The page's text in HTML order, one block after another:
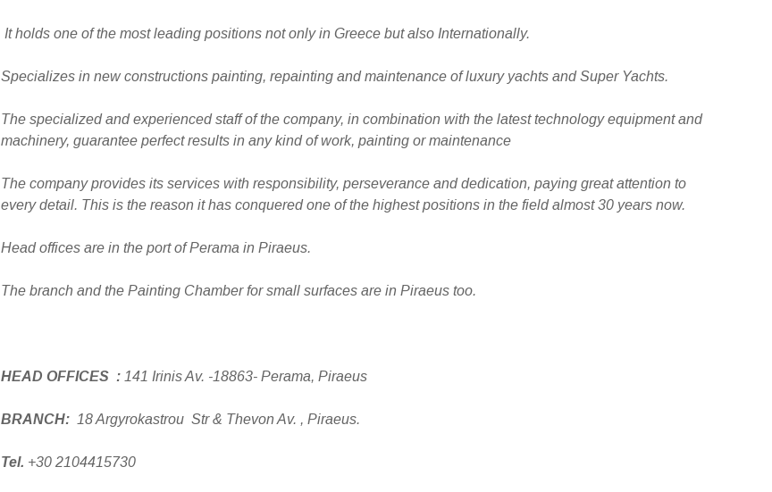
It holds one of the most leading positions not only in Greece but also Internationally.
Specializes in new constructions painting, repainting and maintenance of luxury yachts and Super Yachts.
The specialized and experienced staff of the company, in combination with the latest technology equipment and
machinery, guarantee perfect results in any kind of work, painting or maintenance
The company provides its services with responsibility, perseverance and dedication, paying great attention to
every detail. This is the reason it has conquered one of the highest positions in the field almost 30 years now.
Head offices are in the port of Perama in Piraeus.
The branch and the Painting Chamber for small surfaces are in Piraeus too.
HEAD OFFICES : 141 Irinis Av. -18863- Perama, Piraeus
BRANCH: 18 Argyrokastrou Str & Thevon Av. , Piraeus.
Tel. +30 2104415730